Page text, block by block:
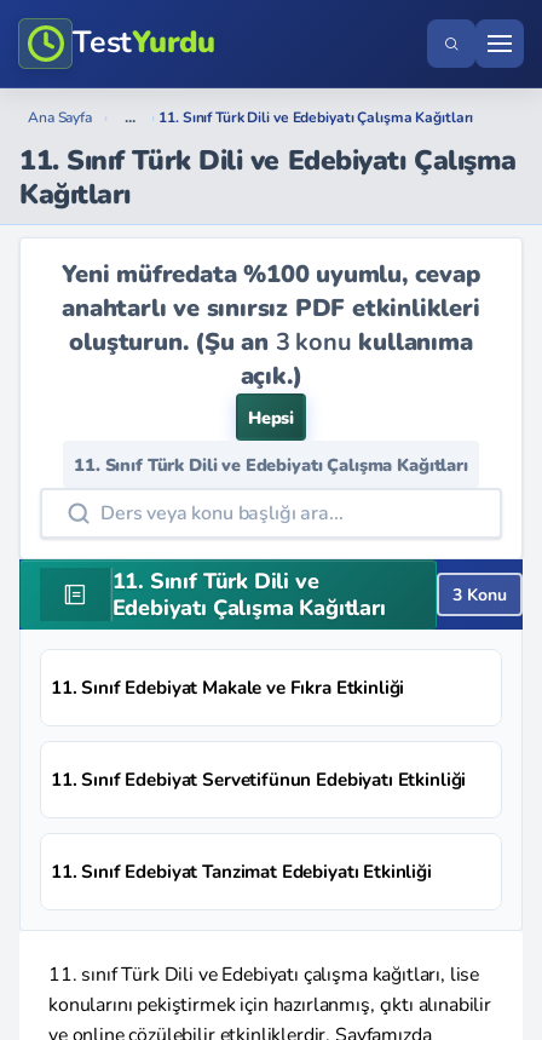
TestYurdu
Ana Sayfa › ... › 11. Sınıf Türk Dili ve Edebiyatı Çalışma Kağıtları
11. Sınıf Türk Dili ve Edebiyatı Çalışma
Kağıtları
Yeni müfredata %100 uyumlu, cevap
anahtarlı ve sınırsız PDF etkinlikleri
oluşturun. (Şu an 3 konu kullanıma
açık.)
Hepsi
11. Sınıf Türk Dili ve Edebiyatı Çalışma Kağıtları
11. Sınıf Türk Dili ve
Edebiyatı Çalışma Kağıtları
3 Konu
11. Sınıf Edebiyat Makale ve Fıkra Etkinliği
11. Sınıf Edebiyat Servetifünun Edebiyatı Etkinliği
11. Sınıf Edebiyat Tanzimat Edebiyatı Etkinliği
11. sınıf Türk Dili ve Edebiyatı çalışma kağıtları, lise
konularını pekiştirmek için hazırlanmış, çıktı alınabilir